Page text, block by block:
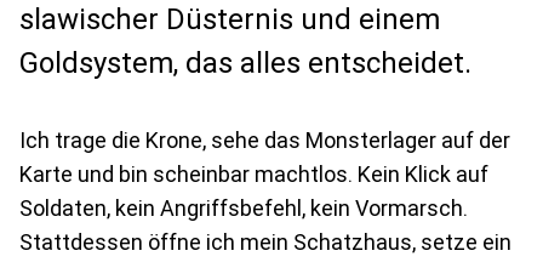
slawischer Düsternis und einem
Goldsystem, das alles entscheidet.
Ich trage die Krone, sehe das Monsterlager auf der
Karte und bin scheinbar machtlos. Kein Klick auf
Soldaten, kein Angriffsbefehl, kein Vormarsch.
Stattdessen öffne ich mein Schatzhaus, setze ein